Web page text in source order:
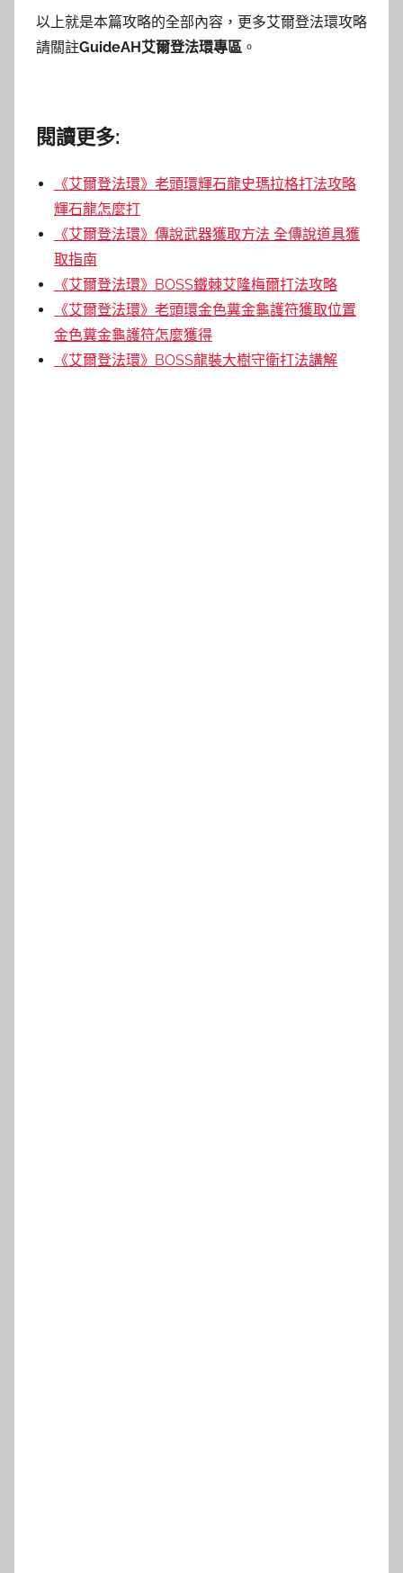
以上就是本篇攻略的全部內容，更多艾爾登法環攻略
請關註GuideAH艾爾登法環專區 。
閱讀更多:
《艾爾登法環》老頭環輝石龍史瑪拉格打法攻略
輝石龍怎麼打
《艾爾登法環》傳說武器獲取方法 全傳說道具獲
取指南
《艾爾登法環》BOSS鐵棘艾隆梅爾打法攻略
《艾爾登法環》老頭環金色糞金龜護符獲取位置
金色糞金龜護符怎麼獲得
《艾爾登法環》BOSS龍裝大樹守衛打法講解